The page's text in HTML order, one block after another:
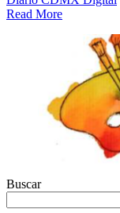
Read More
Buscar